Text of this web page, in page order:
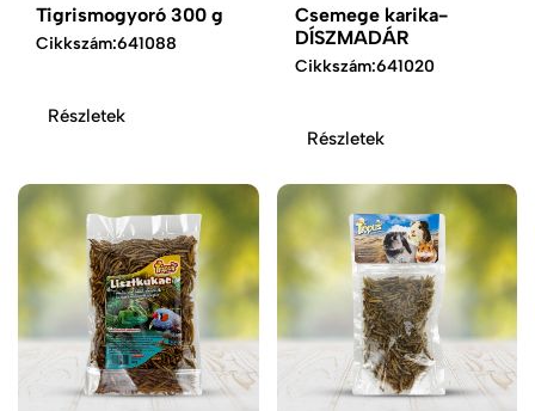
Tigrismogyoró 300 g
Cikkszám:641088
Részletek
Csemege karika-
DÍSZMADÁR
Cikkszám:641020
Részletek